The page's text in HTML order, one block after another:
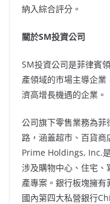
納入綜合評分。
關於SM投資公司
SM投資公司是菲律賓
產領域的市場主導企
濟高增長機遇的企業。
公司旗下零售業務為
路，涵蓋超市、百貨
Prime Holdings, Inc.
涉及購物中心、住宅
產專案。銀行板塊擁
國內第四大私營銀行